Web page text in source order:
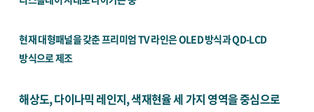
현재 대형패널을 갖춘 프리미엄 TV 라인은 OLED 방식과 QD-LCD
방식으로 제조
해상도, 다이나믹 레인지, 색재현율 세 가지 영역을 중심으로